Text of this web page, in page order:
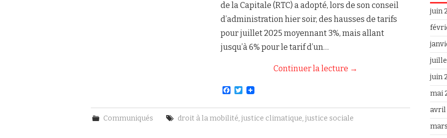
de la Capitale (RTC) a adopté, lors de son conseil
d’administration hier soir, des hausses de tarifs
pour juillet 2025 moyennant 3%, mais allant
jusqu’à 6% pour le tarif d’un…
Continuer la lecture →
F
c
e
b
T
i
t
Communiqués droit à la mobilité, justice climatique, justice sociale
juin
juin
mai
avril